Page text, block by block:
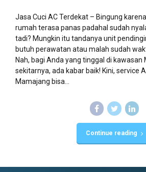
Jasa Cuci AC Terdekat – Bingung
rumah terasa panas padahal sudah
tadi? Mungkin itu tandanya unit
butuh perawatan atau malah sudah
Nah, bagi Anda yang tinggal di kawasan
sekitarnya, ada kabar baik! Kini, service
Mamajang bisa...
Continue reading